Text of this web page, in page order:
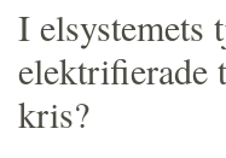
I elsystemets
elektrifierade
kris?